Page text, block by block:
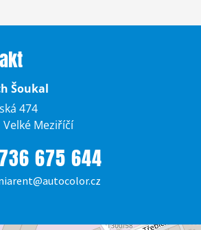
Šoukal
474
Velké Meziříčí
736 675 644